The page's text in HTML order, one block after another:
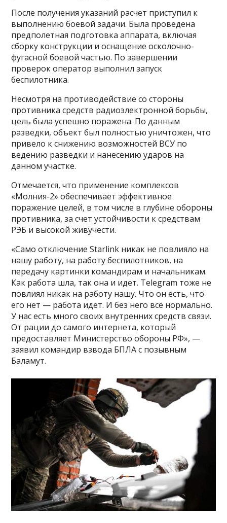
После получения указаний расчет приступил к
выполнению боевой задачи. Была проведена
предполетная подготовка аппарата, включая
сборку конструкции и оснащение осколочно-
фугасной боевой частью. По завершении
проверок оператор выполнил запуск
беспилотника.
Несмотря на противодействие со стороны
противника средств радиоэлектронной борьбы,
цель была успешно поражена. По данным
разведки, объект был полностью уничтожен, что
привело к снижению возможностей ВСУ по
ведению разведки и нанесению ударов на
данном участке.
Отмечается, что применение комплексов
«Молния-2» обеспечивает эффективное
поражение целей, в том числе в глубине обороны
противника, за счет устойчивости к средствам
РЭБ и высокой живучести.
«Само отключение Starlink никак не повлияло на
нашу работу, на работу беспилотников, на
передачу картинки командирам и начальникам.
Как работа шла, так она и идет. Telegram тоже не
повлиял никак на работу нашу. Что он есть, что
его нет — работа идет. И без него всё нормально.
У нас есть много своих внутренних средств связи.
От рации до самого интернета, который
предоставляет Министерство обороны РФ», —
заявил командир взвода БПЛА с позывным
Баламут.